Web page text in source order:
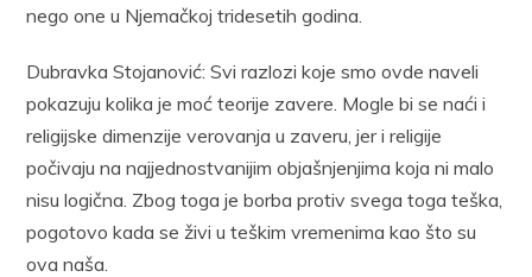
nego one u Njemačkoj tridesetih godina.
Dubravka Stojanović: Svi razlozi koje smo ovde naveli
pokazuju kolika je moć teorije zavere. Mogle bi se naći i
religijske dimenzije verovanja u zaveru, jer i religije
počivaju na najjednostvanijim objašnjenjima koja ni malo
nisu logična. Zbog toga je borba protiv svega toga teška,
pogotovo kada se živi u teškim vremenima kao što su
ova naša.